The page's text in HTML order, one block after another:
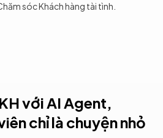
sóc Khách hàng tài tình.
minh
với AI Agent,
chỉ là chuyện nhỏ